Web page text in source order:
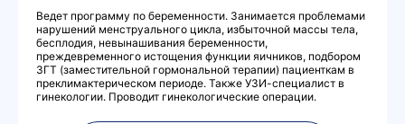
Ведет программу по беременности. Занимается проблемами
нарушений менструального цикла, избыточной массы тела,
бесплодия, невынашивания беременности,
преждевременного истощения функции яичников, подбором
ЗГТ (заместительной гормональной терапии) пациенткам в
преклимактерическом периоде. Также УЗИ-специалист в
гинекологии. Проводит гинекологические операции.